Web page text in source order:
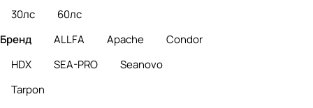
30лс
60лс
Бренд
ALLFA Apache
Condor
HDX
SEA-PRO
Seanovo
Tarpon